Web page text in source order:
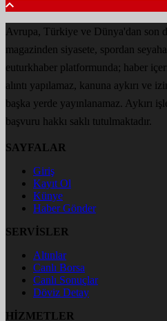
Avrupa, Türkiye ve Dünya'dan son
magazinden siyasete, spordan
euturkhaber platformunda; haber
alıntı yapılamaz, kanuna aykırı ve
başka yerde yayınlanamaz. Aykırı
başvuru hakkı saklı tutulmaktadır.
SAYFALAR
Giriş
Kayıt Ol
Künye
Haber Gönder
SERVİSLER
Altınlar
Canlı Borsa
Canlı Sonuçlar
Döviz Detay
HİZMETLER